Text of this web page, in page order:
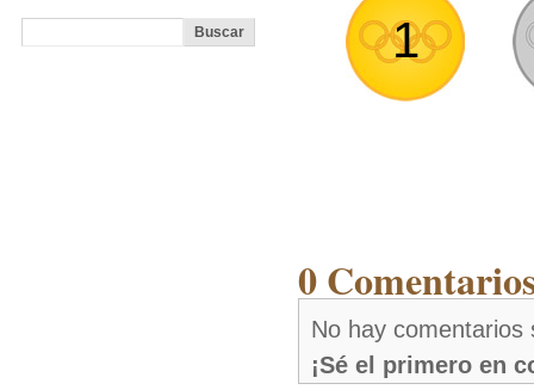
1
0
No hay comentarios
¡Sé el primero en